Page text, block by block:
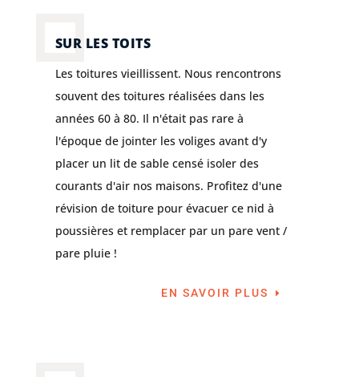
SUR LES TOITS
Les toitures vieillissent. Nous rencontrons
souvent des toitures réalisées dans les
années 60 à 80. Il n'était pas rare à
l'époque de jointer les voliges avant d'y
placer un lit de sable censé isoler des
courants d'air nos maisons. Profitez d'une
révision de toiture pour évacuer ce nid à
poussières et remplacer par un pare vent /
pare pluie !
EN SAVOIR PLUS